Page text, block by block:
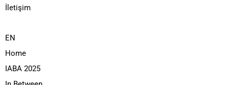
İletişim
EN
Home
IABA 2025